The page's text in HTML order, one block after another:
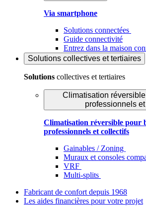
Via smartphone
Solutions connectées
Guide connectivité
Entrez dans la maison
Solutions collectives et tertiaires
Solutions collectives et tertiaires
Climatisation
professionnels
Climatisation réversible pour
professionnels et collectifs
Gainables / Zoning
Muraux et consoles
VRF
Multi-splits
Fabricant de confort depuis 1968
Les aides financières pour votre projet